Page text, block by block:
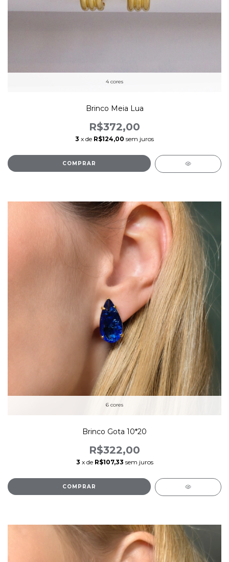
4 cores
Brinco Meia Lua
R$372,00
3 x de R$124,00 sem juros
COMPRAR
6 cores
Brinco Gota 10*20
R$322,00
3 x de R$107,33 sem juros
COMPRAR